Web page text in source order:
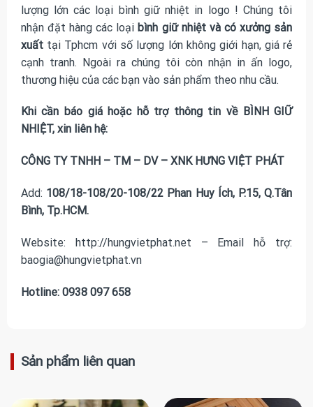
lượng lớn các loại bình giữ nhiệt in logo ! Chúng tôi
nhận đặt hàng các loại bình giữ nhiệt và có xưởng sản
xuấttại Tphcm với số lượng lớn không giới hạn, giá rẻ
cạnh tranh. Ngoài ra chúng tôi còn nhận in ấn logo,
thương hiệu của các bạn vào sản phẩm theo nhu cầu.
Khi cần báo giá hoặc hỗ trợ thông tin về BÌNH GIỮ
NHIỆT, xin liên hệ:
CÔNG TY TNHH – TM – DV – XNK HƯNG VIỆT PHÁT
Add: 108/18-108/20-108/22 Phan Huy Ích, P.15, Q.Tân
Bình, Tp.HCM.
Website: http://hungvietphat.net – Email hỗ trợ:
baogia@hungvietphat.vn
Hotline: 0938 097 658
Sản phẩm liên quan